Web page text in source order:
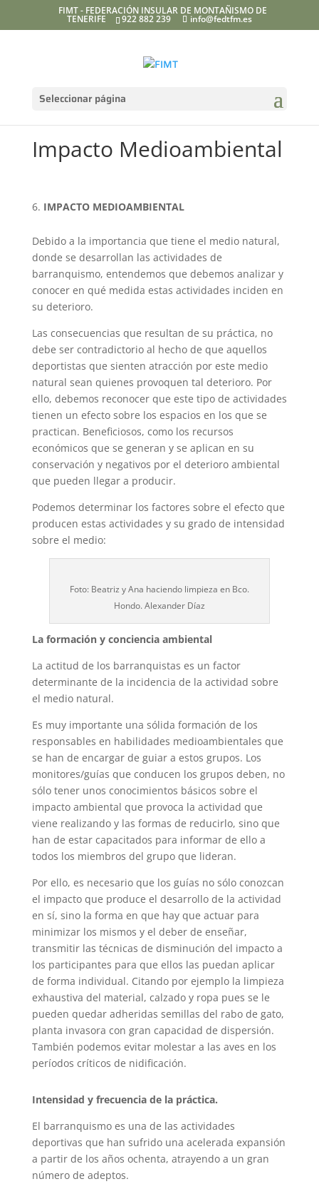
FIMT - FEDERACIÓN INSULAR DE MONTAÑISMO DE
TENERIFE 922 882 239 info@fedtfm.es
Seleccionar página
Impacto Medioambiental
IMPACTO MEDIOAMBIENTAL
Debido a la importancia que tiene el medio natural,
donde se desarrollan las actividades de
barranquismo, entendemos que debemos analizar y
conocer en qué medida estas actividades inciden en
su deterioro.
Las consecuencias que resultan de su práctica, no
debe ser contradictorio al hecho de que aquellos
deportistas que sienten atracción por este medio
natural sean quienes provoquen tal deterioro. Por
ello, debemos reconocer que este tipo de actividades
tienen un efecto sobre los espacios en los que se
practican. Beneficiosos, como los recursos
económicos que se generan y se aplican en su
conservación y negativos por el deterioro ambiental
que pueden llegar a producir.
Podemos determinar los factores sobre el efecto que
producen estas actividades y su grado de intensidad
sobre el medio:
Foto: Beatriz y Ana haciendo limpieza en Bco.
Hondo. Alexander Díaz
La formación y conciencia ambiental
La actitud de los barranquistas es un factor
determinante de la incidencia de la actividad sobre
el medio natural.
Es muy importante una sólida formación de los
responsables en habilidades medioambientales que
se han de encargar de guiar a estos grupos. Los
monitores/guías que conducen los grupos deben, no
sólo tener unos conocimientos básicos sobre el
impacto ambiental que provoca la actividad que
viene realizando y las formas de reducirlo, sino que
han de estar capacitados para informar de ello a
todos los miembros del grupo que lideran.
Por ello, es necesario que los guías no sólo conozcan
el impacto que produce el desarrollo de la actividad
en sí, sino la forma en que hay que actuar para
minimizar los mismos y el deber de enseñar,
transmitir las técnicas de disminución del impacto a
los participantes para que ellos las puedan aplicar
de forma individual. Citando por ejemplo la limpieza
exhaustiva del material, calzado y ropa pues se le
pueden quedar adheridas semillas del rabo de gato,
planta invasora con gran capacidad de dispersión.
También podemos evitar molestar a las aves en los
períodos críticos de nidificación.
Intensidad y frecuencia de la práctica.
El barranquismo es una de las actividades
deportivas que han sufrido una acelerada expansión
a partir de los años ochenta, atrayendo a un gran
número de adeptos.